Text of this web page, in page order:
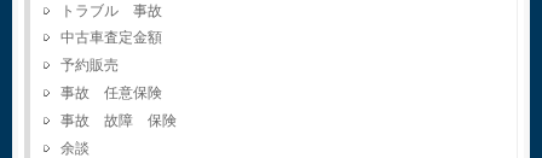
トラブル 事故
中古車査定金額
予約販売
事故 任意保険
事故 故障 保険
余談